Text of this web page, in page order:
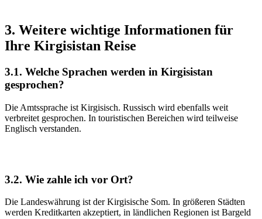
3. Weitere wichtige Informationen für
Ihre Kirgisistan Reise
3.1. Welche Sprachen werden in Kirgisistan
gesprochen?
Die Amtssprache ist Kirgisisch. Russisch wird ebenfalls weit
verbreitet gesprochen. In touristischen Bereichen wird teilweise
Englisch verstanden.
3.2. Wie zahle ich vor Ort?
Die Landeswährung ist der Kirgisische Som. In größeren Städten
werden Kreditkarten akzeptiert, in ländlichen Regionen ist Bargeld